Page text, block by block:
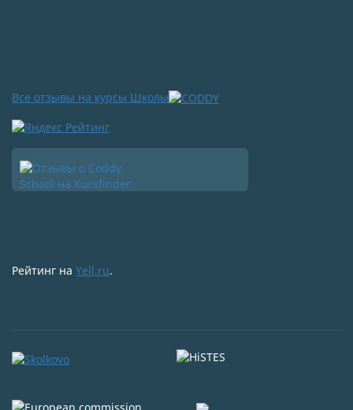
Все отзывы на курсы Школы
Рейтинг на Yell.ru.